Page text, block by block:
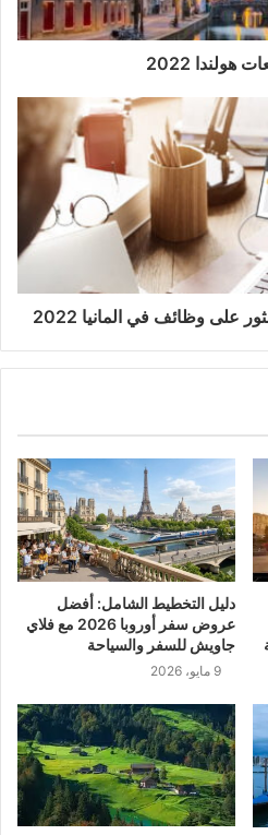
2022
على وظائف في المانيا 2022
دليل التخطيط الشامل: أفضل
عروض سفر أوروبا 2026 مع فلاي
جاويش للسفر والسياحة
9 مايو، 2026